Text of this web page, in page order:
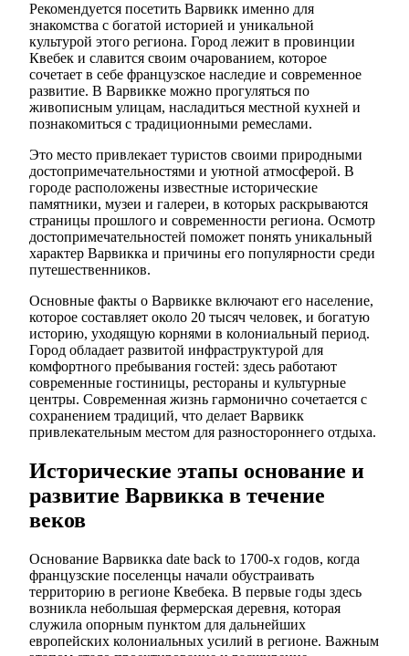
Рекомендуется посетить Варвикк именно для
знакомства с богатой историей и уникальной
культурой этого региона. Город лежит в провинции
Квебек и славится своим очарованием, которое
сочетает в себе французское наследие и современное
развитие. В Варвикке можно прогуляться по
живописным улицам, насладиться местной кухней и
познакомиться с традиционными ремеслами.
Это место привлекает туристов своими природными
достопримечательностями и уютной атмосферой. В
городе расположены известные исторические
памятники, музеи и галереи, в которых раскрываются
страницы прошлого и современности региона. Осмотр
достопримечательностей поможет понять уникальный
характер Варвикка и причины его популярности среди
путешественников.
Основные факты о Варвикке включают его население,
которое составляет около 20 тысяч человек, и богатую
историю, уходящую корнями в колониальный период.
Город обладает развитой инфраструктурой для
комфортного пребывания гостей: здесь работают
современные гостиницы, рестораны и культурные
центры. Современная жизнь гармонично сочетается с
сохранением традиций, что делает Варвикк
привлекательным местом для разностороннего отдыха.
Исторические этапы основание и
развитие Варвикка в течение
веков
Основание Варвикка date back to 1700-х годов, когда
французские поселенцы начали обустраивать
территорию в регионе Квебека. В первые годы здесь
возникла небольшая фермерская деревня, которая
служила опорным пунктом для дальнейших
европейских колониальных усилий в регионе. Важным